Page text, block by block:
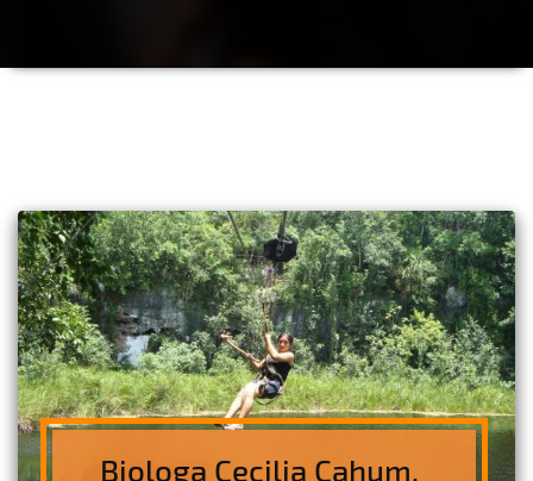
Biologa Cecilia Cahum,